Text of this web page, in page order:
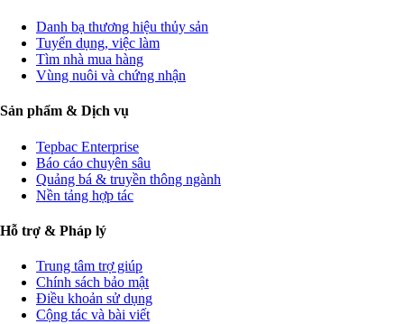
Danh bạ thương hiệu thủy sản
Tuyển dụng, việc làm
Tìm nhà mua hàng
Vùng nuôi và chứng nhận
Sản phẩm & Dịch vụ
Tepbac Enterprise
Báo cáo chuyên sâu
Quảng bá & truyền thông ngành
Nền tảng hợp tác
Hỗ trợ & Pháp lý
Trung tâm trợ giúp
Chính sách bảo mật
Điều khoản sử dụng
Cộng tác và bài viết